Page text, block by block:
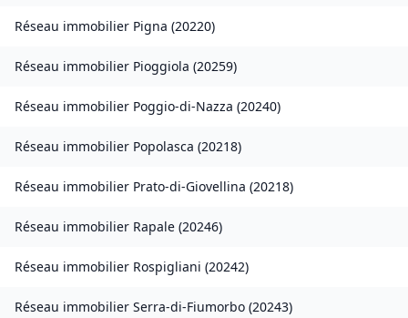
Réseau immobilier Pigna (20220)
Réseau immobilier Pioggiola (20259)
Réseau immobilier Poggio-di-Nazza (20240)
Réseau immobilier Popolasca (20218)
Réseau immobilier Prato-di-Giovellina (20218)
Réseau immobilier Rapale (20246)
Réseau immobilier Rospigliani (20242)
Réseau immobilier Serra-di-Fiumorbo (20243)